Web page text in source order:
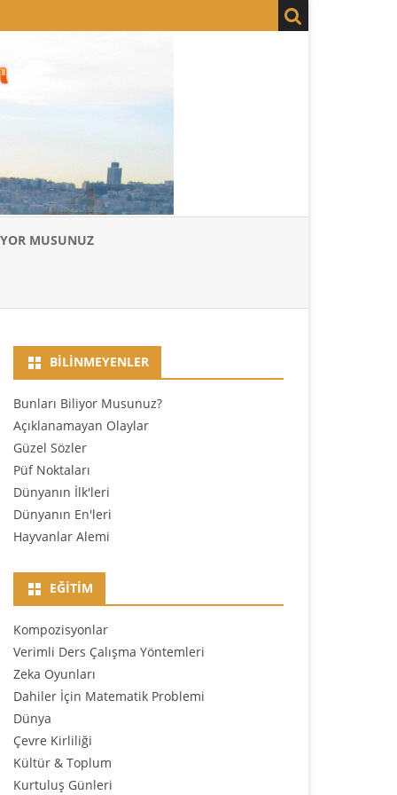
MUSUNUZ
BILINMEYENLER
Bunları Biliyor Musunuz?
Açıklanamayan Olaylar
Güzel Sözler
Püf Noktaları
Dünyanın İlk'leri
Dünyanın En'leri
Hayvanlar Alemi
EĞITIM
Kompozisyonlar
Verimli Ders Çalışma Yöntemleri
Zeka Oyunları
Dahiler İçin Matematik Problemi
Dünya
Çevre Kirliliği
Kültür & Toplum
Kurtuluş Günleri